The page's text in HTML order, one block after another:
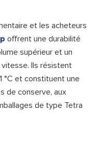
et les acheteurs
offrent une durabilité
supérieur et un
Ils résistent
°C et constituent une
de conserve, aux
de type Tetra